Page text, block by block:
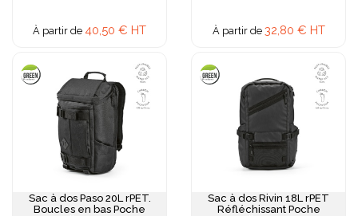
À partir de 40,50 € HT À partir de 32,80 € HT
Sac à dos Paso 20L rPET.
Boucles en bas Poche
Sac à dos Rivin 18L rPET
Réfléchissant Poche